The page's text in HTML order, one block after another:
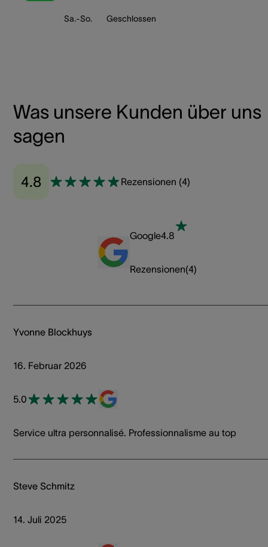
Sa.-So. Geschlossen
Was unsere Kunden über uns
sagen
4.8 Rezensionen (4)
Google4.8
Rezensionen(4)
Yvonne Blockhuys
16. Februar 2026
5.0
Service ultra personnalisé. Professionnalisme au top
Steve Schmitz
14. Juli 2025